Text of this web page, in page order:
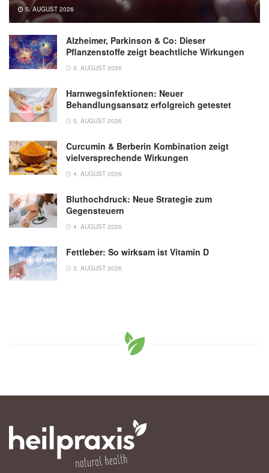
5. AUGUST 2026
Alzheimer, Parkinson & Co: Dieser
Pflanzenstoffe zeigt beachtliche Wirkungen
5. AUGUST 2026
Harnwegsinfektionen: Neuer
Behandlungsansatz erfolgreich getestet
5. AUGUST 2026
Curcumin & Berberin Kombination zeigt
vielversprechende Wirkungen
4. AUGUST 2026
Bluthochdruck: Neue Strategie zum
Gegensteuern
4. AUGUST 2026
Fettleber: So wirksam ist Vitamin D
3. AUGUST 2026